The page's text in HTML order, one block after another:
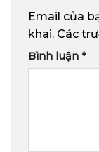
Email của
khai. Các
Bình luận *